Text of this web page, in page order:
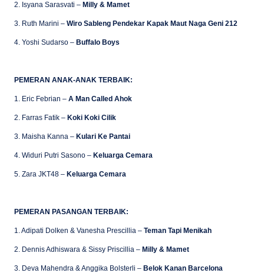
2. Isyana Sarasvati – Milly & Mamet
3. Ruth Marini – Wiro Sableng Pendekar Kapak Maut Naga Geni 212
4. Yoshi Sudarso – Buffalo Boys
PEMERAN ANAK-ANAK TERBAIK:
1. Eric Febrian – A Man Called Ahok
2. Farras Fatik – Koki Koki Cilik
3. Maisha Kanna – Kulari Ke Pantai
4. Widuri Putri Sasono – Keluarga Cemara
5. Zara JKT48 – Keluarga Cemara
PEMERAN PASANGAN TERBAIK:
1. Adipati Dolken & Vanesha Prescillia – Teman Tapi Menikah
2. Dennis Adhiswara & Sissy Priscillia – Milly & Mamet
3. Deva Mahendra & Anggika Bolsterli – Belok Kanan Barcelona